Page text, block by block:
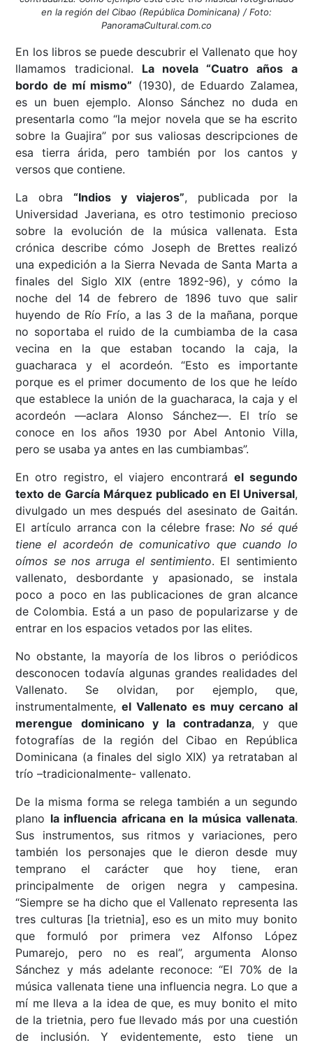
en la región del Cibao (República Dominicana) / Foto:
PanoramaCultural.com.co
En los libros se puede descubrir el Vallenato que hoy
llamamos tradicional. La novela “Cuatro años a
bordo de mí mismo” (1930), de Eduardo Zalamea,
es un buen ejemplo. Alonso Sánchez no duda en
presentarla como “la mejor novela que se ha escrito
sobre la Guajira” por sus valiosas descripciones de
esa tierra árida, pero también por los cantos y
versos que contiene.
La obra “Indios y viajeros”, publicada por la
Universidad Javeriana, es otro testimonio precioso
sobre la evolución de la música vallenata. Esta
crónica describe cómo Joseph de Brettes realizó
una expedición a la Sierra Nevada de Santa Marta a
finales del Siglo XIX (entre 1892-96), y cómo la
noche del 14 de febrero de 1896 tuvo que salir
huyendo de Río Frío, a las 3 de la mañana, porque
no soportaba el ruido de la cumbiamba de la casa
vecina en la que estaban tocando la caja, la
guacharaca y el acordeón. “Esto es importante
porque es el primer documento de los que he leído
que establece la unión de la guacharaca, la caja y el
acordeón ––aclara Alonso Sánchez––. El trío se
conoce en los años 1930 por Abel Antonio Villa,
pero se usaba ya antes en las cumbiambas”.
En otro registro, el viajero encontrará el segundo
texto de García Márquez publicado en El Universal,
divulgado un mes después del asesinato de Gaitán.
El artículo arranca con la célebre frase:No sé qué
tiene el acordeón de comunicativo que cuando lo
oímos se nos arruga el sentimiento. El sentimiento
vallenato, desbordante y apasionado, se instala
poco a poco en las publicaciones de gran alcance
de Colombia. Está a un paso de popularizarse y de
entrar en los espacios vetados por las elites.
No obstante, la mayoría de los libros o periódicos
desconocen todavía algunas grandes realidades del
Vallenato. Se olvidan, por ejemplo, que,
instrumentalmente,el Vallenato es muy cercano al
merengue dominicano y la contradanza, y que
fotografías de la región del Cibao en República
Dominicana (a finales del siglo XIX) ya retrataban al
trío –tradicionalmente- vallenato.
De la misma forma se relega también a un segundo
plano la influencia africana en la música vallenata.
Sus instrumentos, sus ritmos y variaciones, pero
también los personajes que le dieron desde muy
temprano el carácter que hoy tiene, eran
principalmente de origen negra y campesina.
“Siempre se ha dicho que el Vallenato representa las
tres culturas [la trietnia], eso es un mito muy bonito
que formuló por primera vez Alfonso López
Pumarejo, pero no es real”, argumenta Alonso
Sánchez y más adelante reconoce: “El 70% de la
música vallenata tiene una influencia negra. Lo que a
mí me lleva a la idea de que, es muy bonito el mito
de la trietnia, pero fue llevado más por una cuestión
de inclusión. Y evidentemente, esto tiene un